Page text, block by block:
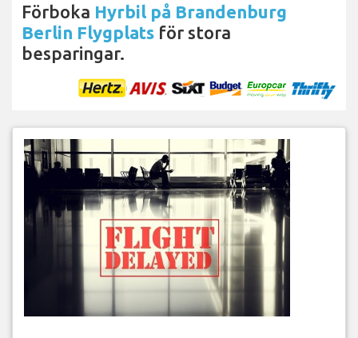
Förboka Hyrbil på Brandenburg
Berlin Flygplats för stora
besparingar.